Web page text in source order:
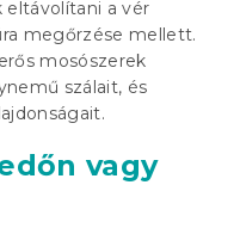
a vér
megőrzése mellett.
mosószerek
szálait, és
vagy